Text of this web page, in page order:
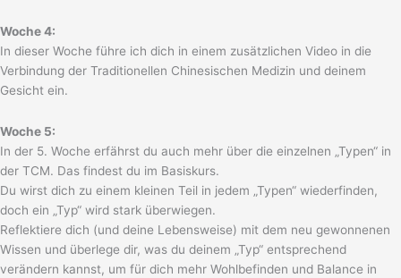
Woche 4:
In dieser Woche führe ich dich in einem zusätzlichen Video in die
Verbindung der Traditionellen Chinesischen Medizin und deinem
Gesicht ein.
Woche 5:
In der 5. Woche erfährst du auch mehr über die einzelnen „Typen“ in
der TCM. Das findest du im Basiskurs.
Du wirst dich zu einem kleinen Teil in jedem „Typen“ wiederfinden,
doch ein „Typ“ wird stark überwiegen.
Reflektiere dich (und deine Lebensweise) mit dem neu gewonnenen
Wissen und überlege dir, was du deinem „Typ“ entsprechend
verändern kannst, um für dich mehr Wohlbefinden und Balance in